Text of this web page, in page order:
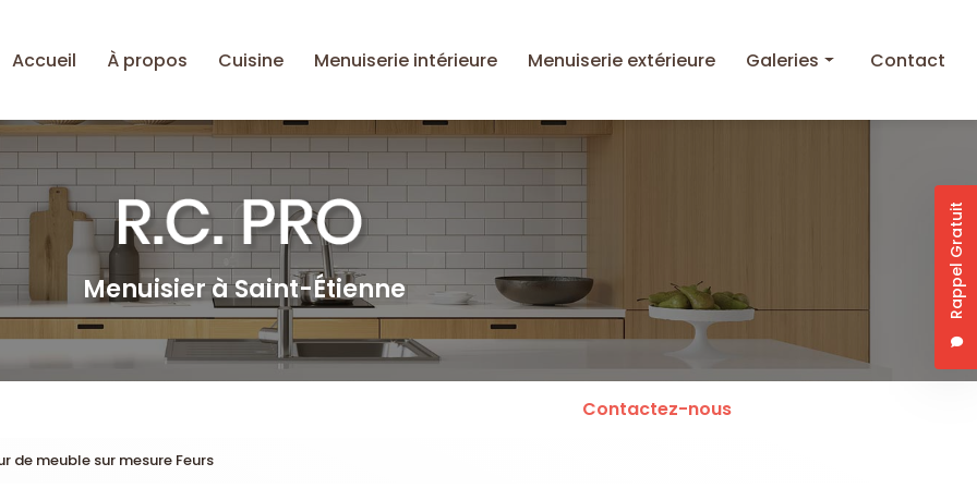
Rappel Gratuit
Accueil
À propos Cuisine Menuiserie intérieure Menuiserie extérieure Galeries Contact
Menuisier à Saint-Étienne
Contactez-nous
de meuble sur mesure Feurs